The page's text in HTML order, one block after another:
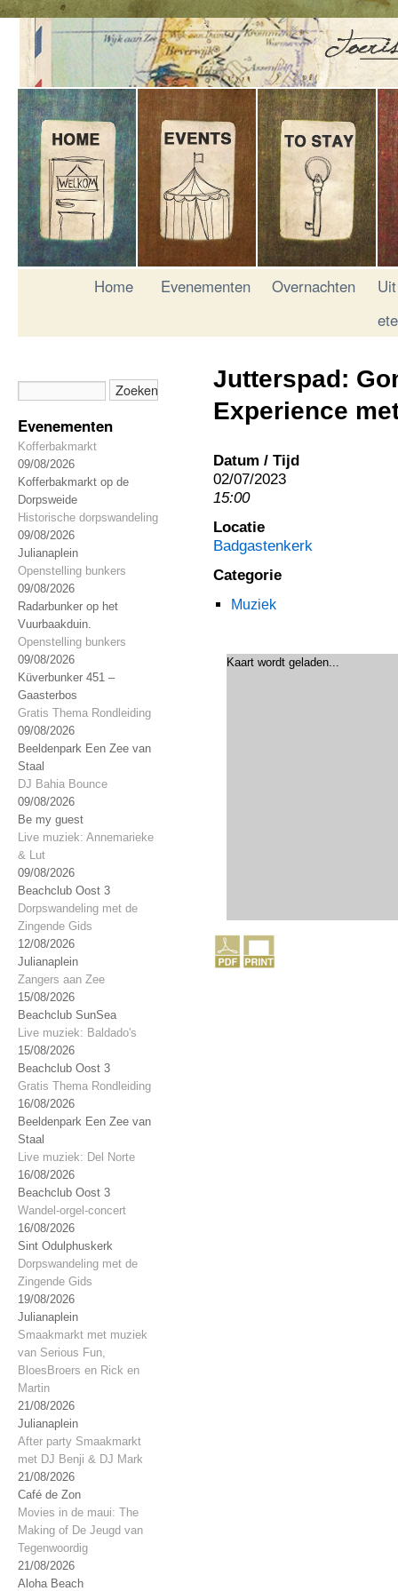
Home Evenementen Overnachten
Uit
Evenementen
Kofferbakmarkt
09/08/2026
Kofferbakmarkt op de
Dorpsweide
Historische dorpswandeling
09/08/2026
Julianaplein
Openstelling bunkers
09/08/2026
Radarbunker op het
Vuurbaakduin.
Openstelling bunkers
09/08/2026
Küverbunker 451 –
Gaasterbos
Gratis Thema Rondleiding
09/08/2026
Beeldenpark Een Zee van
Staal
DJ Bahia Bounce
09/08/2026
Be my guest
Live muziek: Annemarieke
& Lut
09/08/2026
Beachclub Oost 3
Dorpswandeling met de
Zingende Gids
12/08/2026
Julianaplein
Zangers aan Zee
15/08/2026
Beachclub SunSea
Live muziek: Baldado's
15/08/2026
Beachclub Oost 3
Gratis Thema Rondleiding
16/08/2026
Beeldenpark Een Zee van
Staal
Live muziek: Del Norte
16/08/2026
Beachclub Oost 3
Wandel-orgel-concert
16/08/2026
Sint Odulphuskerk
Dorpswandeling met de
Zingende Gids
19/08/2026
Julianaplein
Smaakmarkt met muziek
van Serious Fun,
BloesBroers en Rick en
Martin
21/08/2026
Julianaplein
After party Smaakmarkt
met DJ Benji & DJ Mark
21/08/2026
Café de Zon
Movies in de maui: The
Making of De Jeugd van
Tegenwoordig
21/08/2026
Aloha Beach
Jutterspad:
Experience
Datum / Tijd
02/07/2023
15:00
Locatie
Badgastenkerk
Categorie
Muziek
Kaart wordt geladen...